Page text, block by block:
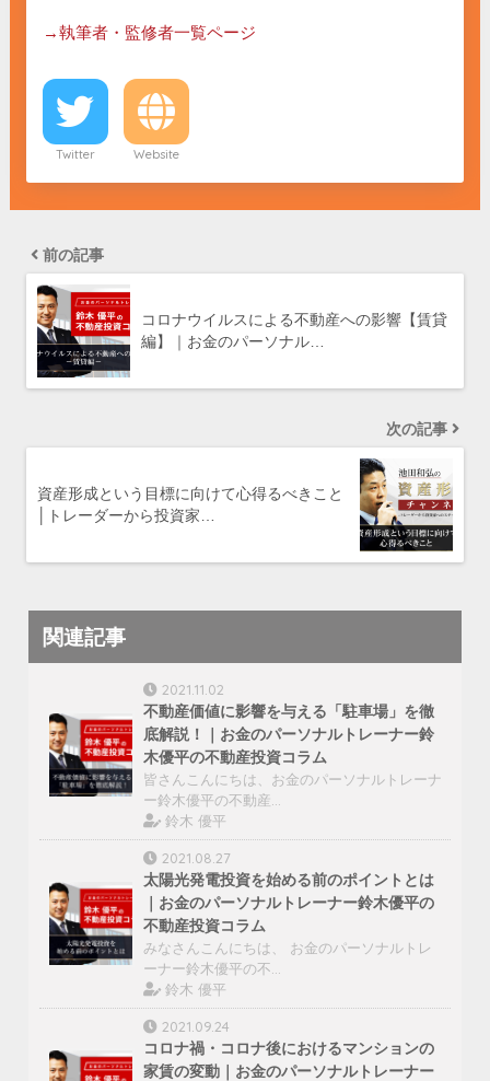
→執筆者・監修者一覧ページ
Twitter Website
前の記事
コロナウイルスによる不動産への影響【賃貸
編】｜お金のパーソナル…
次の記事
資産形成という目標に向けて心得るべきこと
│トレーダーから投資家…
関連記事
2021.11.02
不動産価値に影響を与える「駐車場」を徹
底解説！｜お金のパーソナルトレーナー鈴
木優平の不動産投資コラム
皆さんこんにちは、お金のパーソナルトレーナ
ー鈴木優平の不動産…
鈴木 優平
2021.08.27
太陽光発電投資を始める前のポイントとは
｜お金のパーソナルトレーナー鈴木優平の
不動産投資コラム
みなさんこんにちは、 お金のパーソナルトレ
ーナー鈴木優平の不…
鈴木 優平
2021.09.24
コロナ禍・コロナ後におけるマンションの
家賃の変動｜お金のパーソナルトレーナー